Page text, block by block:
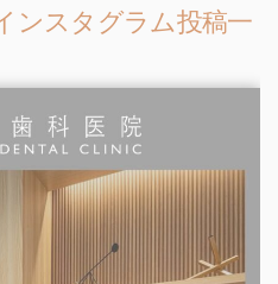
ンスタグラム投稿一